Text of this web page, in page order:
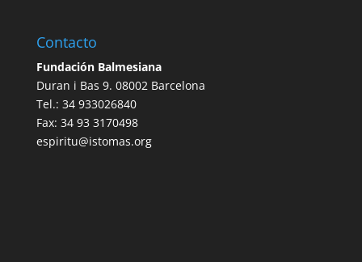
Contacto
Fundación Balmesiana
Duran i Bas 9. 08002 Barcelona
Tel.: 34 933026840
Fax: 34 93 3170498
espiritu@istomas.org